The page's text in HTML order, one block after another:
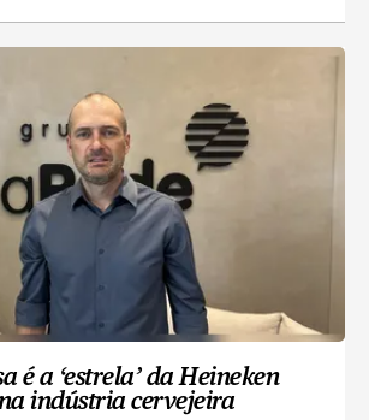
é a ‘estrela’ da Heineken
indústria cervejeira